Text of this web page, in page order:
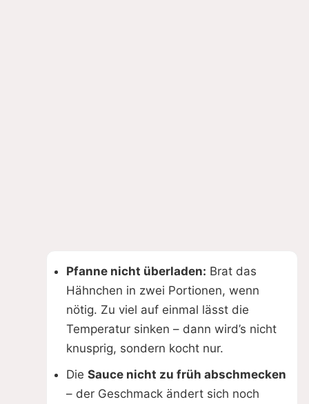
Pfanne nicht überladen: Brat das
Hähnchen in zwei Portionen, wenn
nötig. Zu viel auf einmal lässt die
Temperatur sinken – dann wird’s nicht
knusprig, sondern kocht nur.
Die Sauce nicht zu früh abschmecken
– der Geschmack ändert sich noch